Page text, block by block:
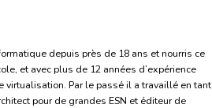
depuis près de 18 ans et nourris ce
et avec plus de 12 années d’expérience
virtualisation. Par le passé il a travaillé en tant
pour de grandes ESN et éditeur de